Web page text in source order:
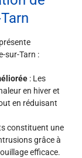
présente
sur-Tarn :
: Les
en hiver et
en réduisant
constituent une
grâce à
efficace.